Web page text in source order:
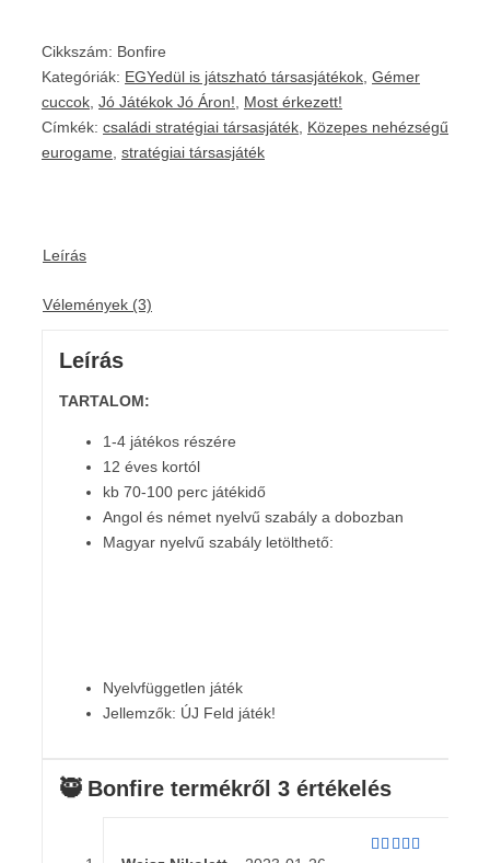
Cikkszám: Bonfire
Kategóriák: EGYedül is játszható társasjátékok Gémer
cuccok Jó Játékok Jó Áron!
Most érkezett!
Címkék: családi stratégiai társasjáték Közepes nehézségű
eurogame stratégiai társasjáték
Leírás
Vélemények (3)
Leírás
TARTALOM:
1-4 játékos részére
12 éves kortól
kb 70-100 perc játékidő
Angol és német nyelvű szabály a dobozban
Magyar nyelvű szabály letölthető:
Nyelvfüggetlen játék
Jellemzők: ÚJ Feld játék!
🥷 Bonfiretermékről 3 értékelés